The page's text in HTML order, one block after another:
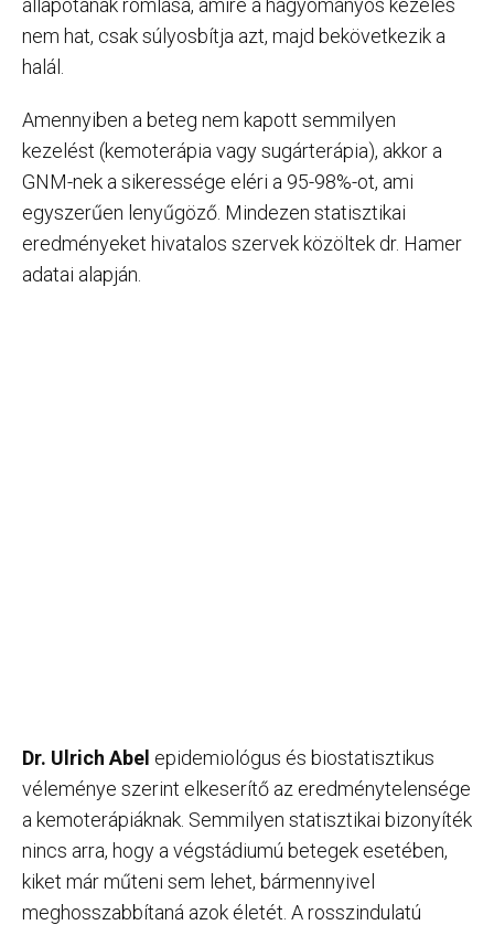
állapotának romlása, amire a hagyományos kezelés
nem hat, csak súlyosbítja azt, majd bekövetkezik a
halál.
Amennyiben a beteg nem kapott semmilyen
kezelést (kemoterápia vagy sugárterápia), akkor a
GNM-nek a sikeressége eléri a 95-98%-ot, ami
egyszerűen lenyűgöző. Mindezen statisztikai
eredményeket hivatalos szervek közöltek dr. Hamer
adatai alapján.
Dr. Ulrich Abel epidemiológus és biostatisztikus
véleménye szerint elkeserítő az eredménytelensége
a kemoterápiáknak. Semmilyen statisztikai bizonyíték
nincs arra, hogy a végstádiumú betegek esetében,
kiket már műteni sem lehet, bármennyivel
meghosszabbítaná azok életét. A rosszindulatú